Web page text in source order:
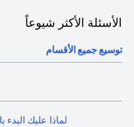
الأسئلة الأكثر شيوعاً
توسيع جميع الأقسام
لماذا عليك البدء